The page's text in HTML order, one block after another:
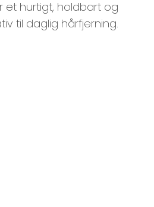
et hurtigt, holdbart og
til daglig hårfjerning.